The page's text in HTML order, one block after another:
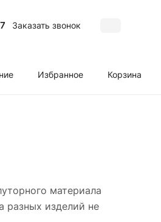
Заказать звонок
Избранное Корзина
материала
разных изделий не